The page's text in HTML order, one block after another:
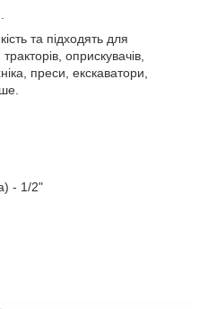
та підходять для
оприскувачів,
преси, екскаватори,
- 1/2"